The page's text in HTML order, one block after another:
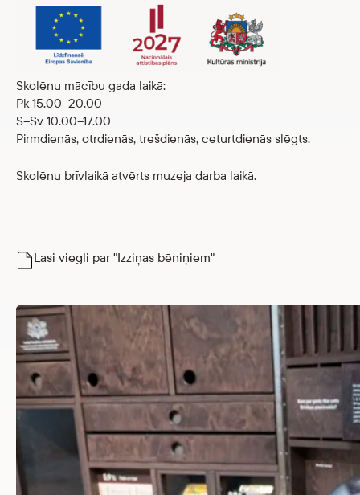
Skolēnu mācību gada laikā:
Pk 15.00–20.00
S–Sv 10.00–17.00
Pirmdienās, otrdienās, trešdienās, ceturtdienās slēgts.
Skolēnu brīvlaikā atvērts muzeja darba laikā.
Lasi viegli par "Izziņas bēniņiem"